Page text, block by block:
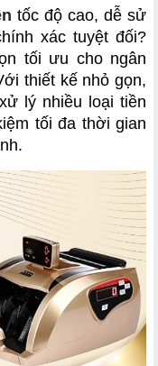
gian
ngoại tệ
và chia lô tiện lợi
thông minh
tốc độ cao, dễ sử
xác tuyệt đối?
tối ưu cho ngân
thiết kế nhỏ gọn,
lý nhiều loại tiền
tối đa thời gian